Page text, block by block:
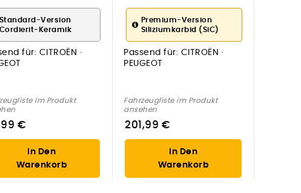
Standard-Version
Cordierit-Keramik
für: CITROËN ·
im Produkt
€
In Den
Warenkorb
Abgasanlage
Premium-Version
Siliziumkarbid (SiC)
Passend für: CITROËN ·
PEUGEOT
Fahrzeugliste im Produkt
ansehen
201,99 €
In Den
Warenkorb